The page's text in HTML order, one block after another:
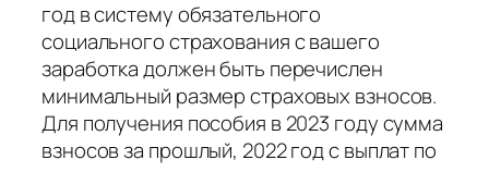
год в систему обязательного
социального страхования с вашего
заработка должен быть перечислен
минимальный размер страховых взносов.
Для получения пособия в 2023 году сумма
взносов за прошлый, 2022 год с выплат по